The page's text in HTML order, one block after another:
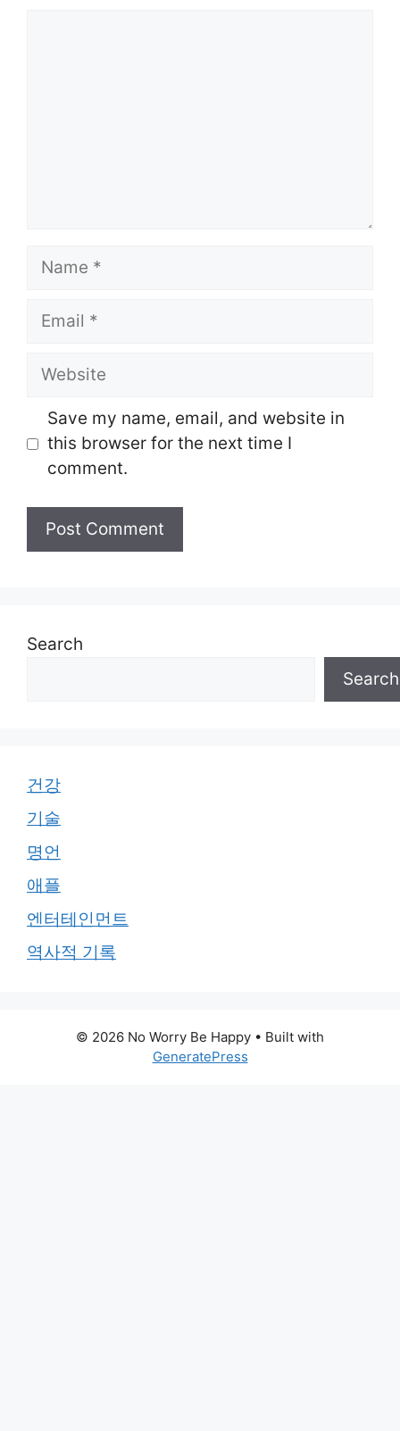
Name
Email
Website
Save my name, email, and website in
this browser for the next time I
comment.
Search
Search
건강
기술
명언
애플
엔터테인먼트
역사적 기록
© 2026 No Worry Be Happy • Built with
GeneratePress